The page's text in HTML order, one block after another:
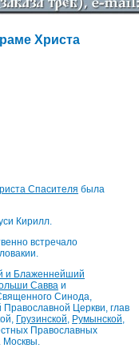
Христа
Спасителя была
Кирилл.
встречало
и Блаженнейший
Савва и
Синода,
Церкви, глав
Грузинской Румынской
Православных
Москвы.